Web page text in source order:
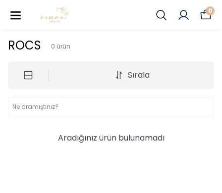
0
ROCS 0 ürün
Sırala
Aradığınız ürün bulunamadı